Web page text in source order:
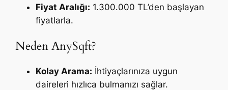
Fiyat Aralığı: 1.300.000 TL’den başlayan
fiyatlarla.
Neden AnySqft?
Kolay Arama: İhtiyaçlarınıza uygun
daireleri hızlıca bulmanızı sağlar.